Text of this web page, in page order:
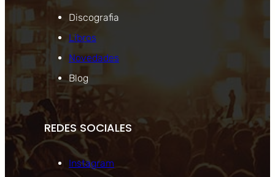
Discografia
Libros
Novedades
Blog
REDES SOCIALES
Instagram